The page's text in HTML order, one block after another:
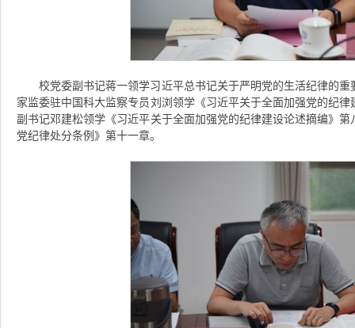
校党委副书记蒋一领学习近平总书记关于严明党的生活纪律的
家监委驻中国科大监察专员刘浏领学《习近平关于全面加强党的纪
副书记邓建松领学《习近平关于全面加强党的纪律建设论述摘编》
党纪律处分条例》第十一章。